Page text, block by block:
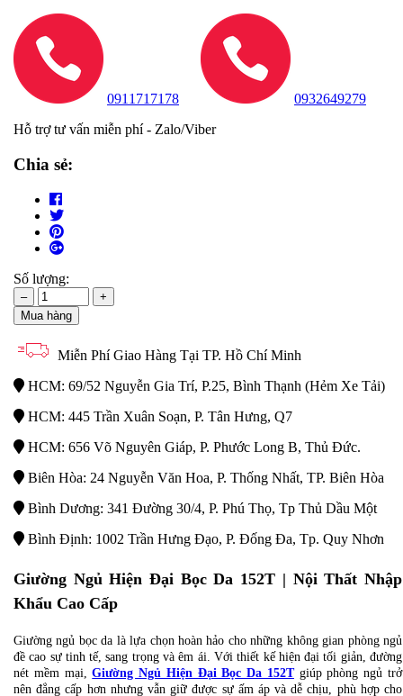
0911717178
0932649279
Hỗ trợ tư vấn miễn phí - Zalo/Viber
Chia sẻ:
Số lượng:
–
+
Mua hàng
Miễn Phí Giao Hàng Tại TP. Hồ Chí Minh
HCM: 69/52 Nguyễn Gia Trí, P.25, Bình Thạnh (Hẻm Xe Tải)
HCM: 445 Trần Xuân Soạn, P. Tân Hưng, Q7
HCM: 656 Võ Nguyên Giáp, P. Phước Long B, Thủ Đức.
Biên Hòa: 24 Nguyễn Văn Hoa, P. Thống Nhất, TP. Biên Hòa
Bình Dương: 341 Đường 30/4, P. Phú Thọ, Tp Thủ Dầu Một
Bình Định: 1002 Trần Hưng Đạo, P. Đống Đa, Tp. Quy Nhơn
Giường Ngủ Hiện Đại Bọc Da 152T | Nội Thất Nhập
Khẩu Cao Cấp
Giường ngủ bọc da là lựa chọn hoàn hảo cho những không gian phòng ngủ
đề cao sự tinh tế, sang trọng và êm ái. Với thiết kế hiện đại tối giản, đường
nét mềm mại,Giường Ngủ Hiện Đại Bọc Da 152Tgiúp phòng ngủ trở
nên đẳng cấp hơn nhưng vẫn giữ được sự ấm áp và dễ chịu, phù hợp cho